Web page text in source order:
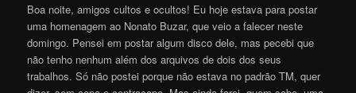
Boa noite, amigos cultos e ocultos! Eu hoje estava para postar
uma homenagem ao Nonato Buzar, que veio a falecer neste
domingo. Pensei em postar algum disco dele, mas pecebi que
não tenho nenhum além dos arquivos de dois dos seus
trabalhos. Só não postei porque não estava no padrão TM, quer